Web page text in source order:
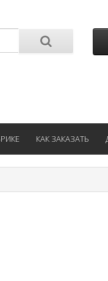
КАК ЗАКАЗАТЬ